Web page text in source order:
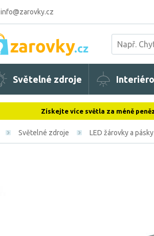
info@zarovky.cz
Světelné zdroje
Získejte více světla za méně
Světelné zdroje LED žárovky a pásky